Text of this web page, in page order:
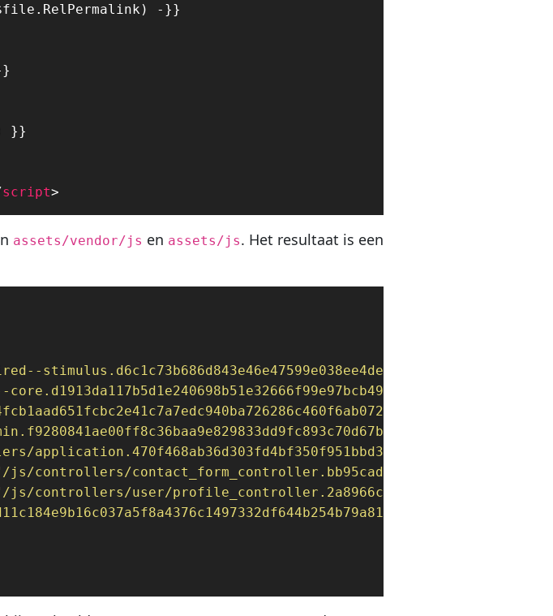
}}
script>
assets/vendor/js en assets/js. Het resultaat is een
js/controllers/
js/controllers/user/